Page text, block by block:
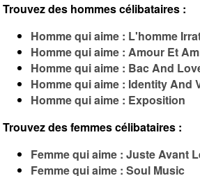
Trouvez des hommes célibataires :
Homme qui aime : L'homme
Homme qui aime : Amour Et
Homme qui aime : Bac And
Homme qui aime : Identity And
Homme qui aime : Exposition
Trouvez des femmes célibataires :
Femme qui aime : Juste Avant
Femme qui aime : Soul Music